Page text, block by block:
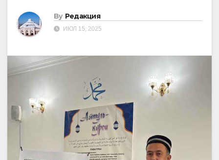
By Редакция
ИЮЛ 15, 2025